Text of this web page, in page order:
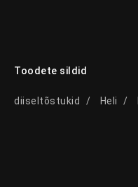
Toodete sildid
diiseltõstukid Heli